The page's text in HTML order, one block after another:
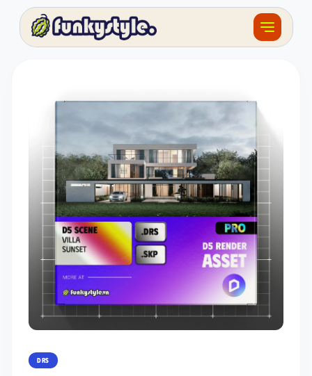
Khóa học
Tài nguyên
Sản phẩm
Giải thưởng
Đồ án
Feedback
F.BLOG
Địa chỉ:
DRS